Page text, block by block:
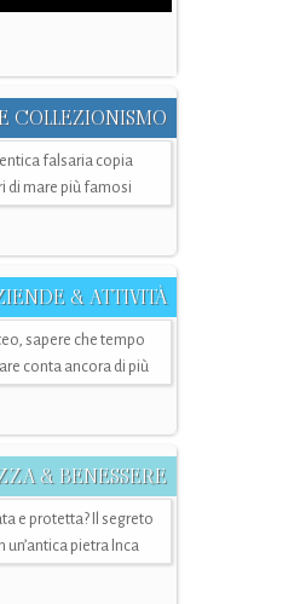
COLLEZIONISMO
falsaria copia
di mare più famosi
& ATTIVITÀ
sapere che tempo
conta ancora di più
& BENESSERE
e protetta? Il segreto
un’antica pietra Inca